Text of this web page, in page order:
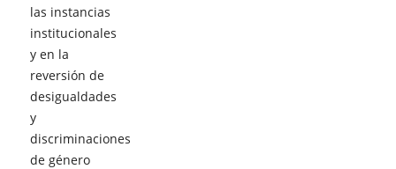
las instancias
institucionales
y en la
reversión de
desigualdades
y
discriminaciones
de género